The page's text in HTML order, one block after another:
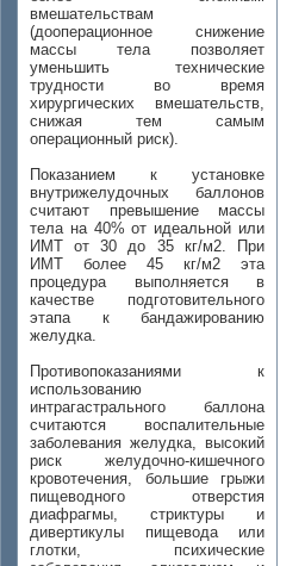
вмешательствам
(дооперационное снижение
массы тела позволяет
уменьшить технические
трудности во время
хирургических вмешательств,
снижая тем самым
операционный риск).
Показанием к установке
внутрижелудочных баллонов
считают превышение массы
тела на 40% от идеальной или
ИМТ от 30 до 35 кг/м2. При
ИМТ более 45 кг/м2 эта
процедура выполняется в
качестве подготовительного
этапа к бандажированию
желудка.
Противопоказаниями к
использованию
интрагастрального баллона
считаются воспалительные
заболевания желудка, высокий
риск желудочно-кишечного
кровотечения, большие грыжи
пищеводного отверстия
диафрагмы, стриктуры и
дивертикулы пищевода или
глотки, психические